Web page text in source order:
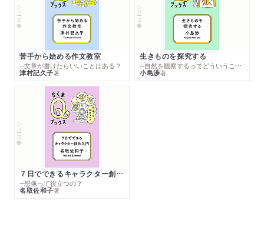
シリーズ・全集
苦手から始める作文教室
─文章が書けたらいいことはある？
津村記久子著
シリーズ・全集
生きものを探究する
─自然を観察するってどういうこと？
小島渉著
シリーズ・全集
７日でできるキャラクター創作入門
─想像って役立つの？
名取佐和子著